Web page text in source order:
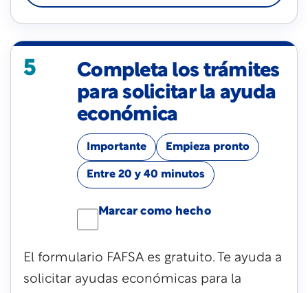
5
Completa los trámites
para solicitar la ayuda
económica
Importante Empieza pronto
Entre 20 y 40 minutos
Marcar como hecho
El formulario FAFSA es gratuito. Te ayuda a
solicitar ayudas económicas para la